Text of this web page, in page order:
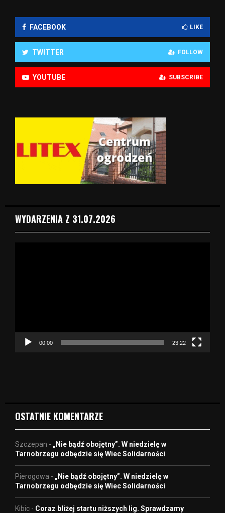
FACEBOOK LIKE
TWITTER FOLLOW
YOUTUBE SUBSCRIBE
WYDARZENIA Z 31.07.2026
c
00:00 23:22
OSTATNIE KOMENTARZE
Szczepan - „Nie bądź obojętny”. W niedzielę w
Tarnobrzegu odbędzie się Wiec Solidarności
Pierogowa - „Nie bądź obojętny”. W niedzielę w
Tarnobrzegu odbędzie się Wiec Solidarności
Kibic - Coraz bliżej startu niższych lig. Sprawdzamy